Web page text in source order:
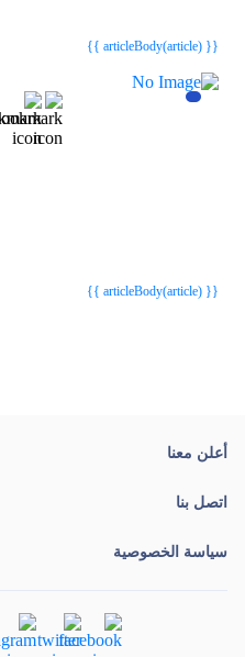
{{ articleBody(article) }}
{{ articleBody(article) }}
أعلن معنا
اتصل بنا
سياسة الخصوصية